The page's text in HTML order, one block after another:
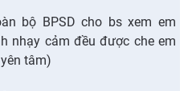
bộ BPSD cho bs xem em
nhạy cảm đều được che em
tâm)